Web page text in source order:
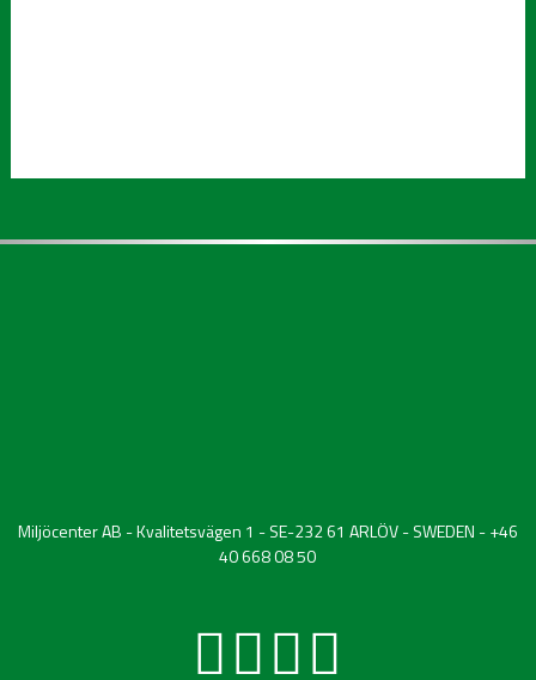
Miljöcenter AB - Kvalitetsvägen 1 - SE-232 61 ARLÖV - SWEDEN - +46
40 668 08 50